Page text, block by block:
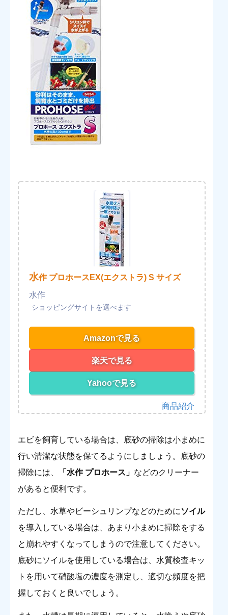
水作 プロホースEX(エクストラ) S サイズ
水作
Amazonで見る
楽天で見る
Yahooで見る
エビを飼育している場合は、底砂の掃除は小まめに
行い清潔な状態を保てるようにしましょう。底砂の
掃除には、
「水作 プロホース」 などのクリーナー
があると便利です。
ただし、水草やビーシュリンプなどのためにソイル
を導入している場合は、あまり小まめに掃除をする
と崩れやすくなってしまうので注意してください。
底砂にソイルを使用している場合は、水質検査キッ
トを用いて硝酸塩の濃度を測定し、適切な頻度を把
握しておくと良いでしょう。